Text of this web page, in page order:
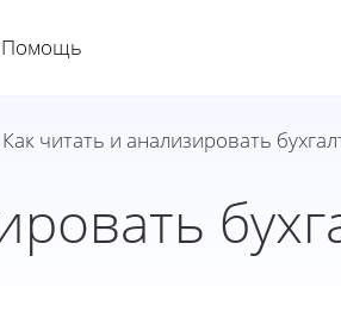
Помощь
читать и анализировать